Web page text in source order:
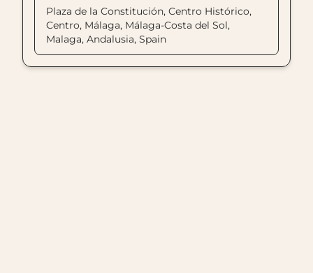
Plaza de la Constitución, Centro Histórico,
Centro, Málaga, Málaga-Costa del Sol,
Malaga, Andalusia, Spain